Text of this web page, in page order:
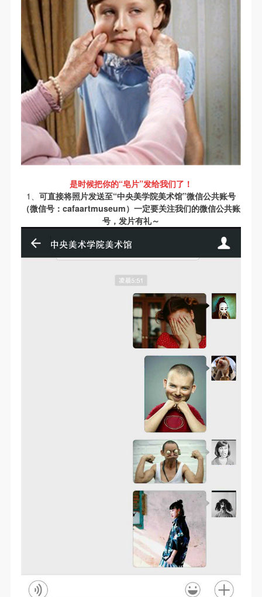
是时候把你的“皂片”发给我们了！
1、 可直接将照片发送至“中央美学院美术馆”微信公共账号
（微信号：cafaartmuseum） 一定要关注我们的微信公共账
号，发片有礼～
附则
（1）、本协议未尽事宜，经双方友好协商后可作为
本协议的补充协议，并不得违反相关法律法规规定。
（2）、本协议自甲乙双方签字（盖章）、勾选之日
起生效。
（3）、本协议包括纸质档和电子档，纸质档—式二
份，甲乙双方各执一份，均具有同等法律效力。
活动参与者意味着接受并承担本协议的全部义务，未
同意者意味着放弃参加此次活动的权利。凡参加这次
活动前，必须事先与自己的家属沟通，取得家属同
意，同时知晓并同意本免责声明。参加者签名/勾选
后，视作其家属也已知晓并同意。
我已认真阅读上述条款，并且同意。
附则
（1）、本协议未尽事宜，经双方友好协商后可作为
本协议的补充协议，并不得违反相关法律法规规定。
（2）、本协议自甲乙双方签字（盖章）、勾选之日
起生效。
（3）、本协议包括纸质档和电子档，纸质档—式二
份，甲乙双方各执一份，均具有同等法律效力。
活动参与者意味着接受并承担本协议的全部义务，未
同意者意味着放弃参加此次活动的权利。凡参加这次
活动前，必须事先与自己的家属沟通，取得家属同
意，同时知晓并同意本免责声明。参加者签名/勾选
后，视作其家属也已知晓并同意。
我已认真阅读上述条款，并且同意。
附则
（1）、本协议未尽事宜，经双方友好协商后可作为
本协议的补充协议，并不得违反相关法律法规规定。
（2）、本协议自甲乙双方签字（盖章）、勾选之日
起生效。
（3）、本协议包括纸质档和电子档，纸质档—式二
份，甲乙双方各执一份，均具有同等法律效力。
活动参与者意味着接受并承担本协议的全部义务，未
同意者意味着放弃参加此次活动的权利。凡参加这次
活动前，必须事先与自己的家属沟通，取得家属同
意，同时知晓并同意本免责声明。参加者签名/勾选
后，视作其家属也已知晓并同意。
我已认真阅读上述条款，并且同意。
手机号码
手机号码将作为您的登录账号
验证码
登录
可使用雅昌艺术网会员账户登录